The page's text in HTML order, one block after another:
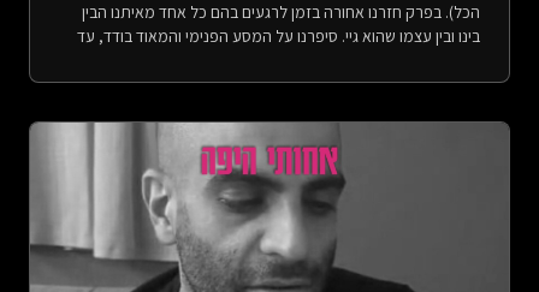
הכל). בפרק חזרנו אחורה בזמן לרגעים בהם כל אחד מאיתנו הבין
בינו ובין עצמו שהוא גיי. סיפרנו על המסע הפנימי והמאוד בודד, עד
סיפורי אוננות מכיתה ז&#39;, סקס בשירותים בברצלונה וכאב גדול
(כי חפרנו), החלק הראשון מתמקד בתהליך של צחי, והחלק השני
מתמקד בתהליך של יהונתן. חג גאווה שמח!הפניות:-
&quot;Pride&quot; from &quot;Atlas of the Heart: Mapping
Meaningful Connection and the Language of Human
Experience&quot; by Brené Brown, p. 242- הפרק בו דיברנו על
היציאה מהארון של צחי בפני המשפחה - חוסר תקווה, אבל בעצם